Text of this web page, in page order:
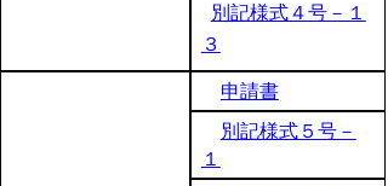
別記様式４号－１
３
申請書
別記様式５号－
１